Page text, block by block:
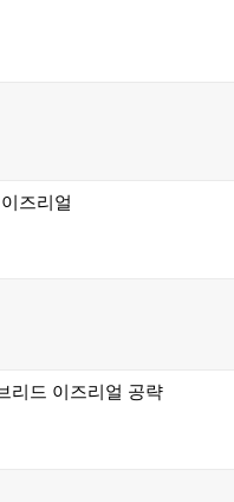
즈리얼
리드 이즈리얼 공략